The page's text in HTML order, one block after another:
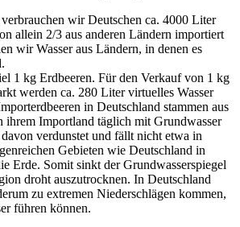
wir Deutschen ca. 4000 Liter
allein 2/3 aus anderen Ländern importiert
wir Wasser aus Ländern, in denen es
1 kg Erdbeeren. Für den Verkauf von 1 kg
werden ca. 280 Liter virtuelles Wasser
in Deutschland stammen aus
ihrem Importland täglich mit Grundwasser
verdunstet und fällt nicht etwa in
Gebieten wie Deutschland in
Erde. Somit sinkt der Grundwasserspiegel
droht auszutrocknen. In Deutschland
zu extremen Niederschlägen kommen,
führen können.